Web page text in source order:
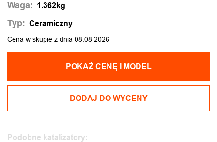
Waga: 1.362kg
Typ: Ceramiczny
Cena w skupie z dnia 08.08.2026
POKAŻ CENĘ I MODEL
DODAJ DO WYCENY
Podobne katalizatory: